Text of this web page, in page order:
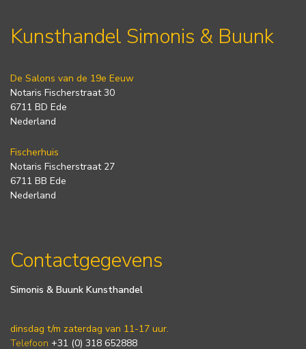
Kunsthandel Simonis & Buunk
De Salons van de 19e Eeuw
Notaris Fischerstraat 30
6711 BD Ede
Nederland
Fischerhuis
Notaris Fischerstraat 27
6711 BB Ede
Nederland
Contactgegevens
Simonis & Buunk Kunsthandel
dinsdag t/m zaterdag van 11-17 uur.
Telefoon +31 (0) 318 652888